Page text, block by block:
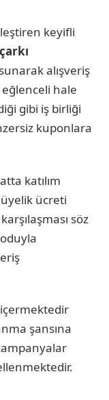
keyifli
alışveriş
hale
gibi iş birliği
kuponlara
katılım
üyelik ücreti
söz
şansına